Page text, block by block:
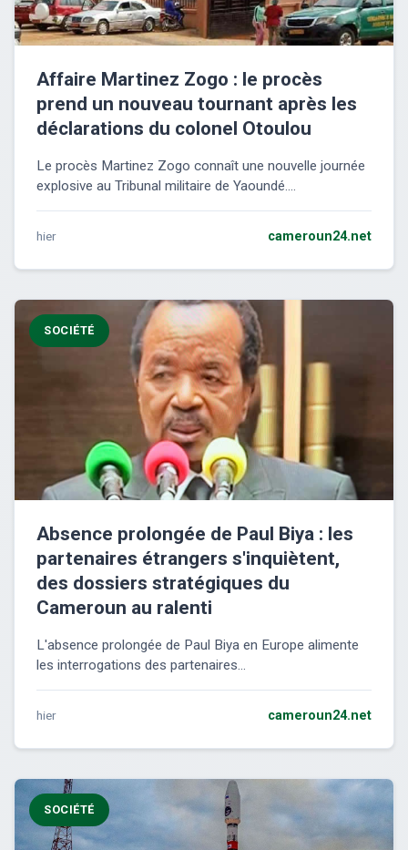
Affaire Martinez Zogo : le procès
prend un nouveau tournant après les
déclarations du colonel Otoulou
Le procès Martinez Zogo connaît une nouvelle journée
explosive au Tribunal militaire de Yaoundé....
hier cameroun24.net
SOCIÉTÉ
Absence prolongée de Paul Biya : les
partenaires étrangers s'inquiètent,
des dossiers stratégiques du
Cameroun au ralenti
L'absence prolongée de Paul Biya en Europe alimente
les interrogations des partenaires...
hier cameroun24.net
SOCIÉTÉ